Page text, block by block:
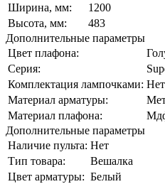
Ширина, мм:
1200
Высота, мм:
483
Дополнительные параметры
Цвет плафона:
Серия:
Комплектация лампочками: Нет
Материал арматуры:
Материал плафона:
Дополнительные параметры
Наличие пульта: Нет
Тип товара:
Вешалка
Цвет арматуры: Белый